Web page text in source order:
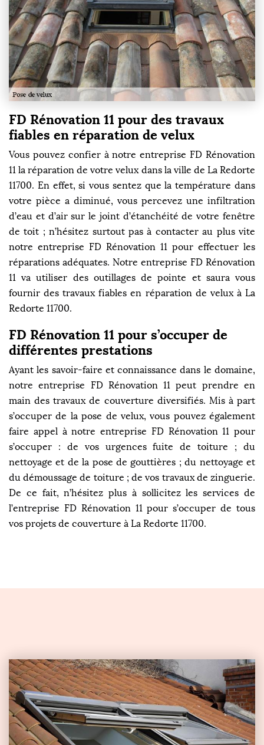
FD Rénovation 11 pour des travaux
fiables en réparation de velux
Vous pouvez confier à notre entreprise FD Rénovation
11 la réparation de votre velux dans la ville de La Redorte
11700. En effet, si vous sentez que la température dans
votre pièce a diminué, vous percevez une infiltration
d’eau et d’air sur le joint d’étanchéité de votre fenêtre
de toit ; n’hésitez surtout pas à contacter au plus vite
notre entreprise FD Rénovation 11 pour effectuer les
réparations adéquates. Notre entreprise FD Rénovation
11 va utiliser des outillages de pointe et saura vous
fournir des travaux fiables en réparation de velux à La
Redorte 11700.
FD Rénovation 11 pour s’occuper de
différentes prestations
Ayant les savoir-faire et connaissance dans le domaine,
notre entreprise FD Rénovation 11 peut prendre en
main des travaux de couverture diversifiés. Mis à part
s’occuper de la pose de velux, vous pouvez également
faire appel à notre entreprise FD Rénovation 11 pour
s’occuper : de vos urgences fuite de toiture ; du
nettoyage et de la pose de gouttières ; du nettoyage et
du démoussage de toiture ; de vos travaux de zinguerie.
De ce fait, n’hésitez plus à sollicitez les services de
l’entreprise FD Rénovation 11 pour s’occuper de tous
vos projets de couverture à La Redorte 11700.